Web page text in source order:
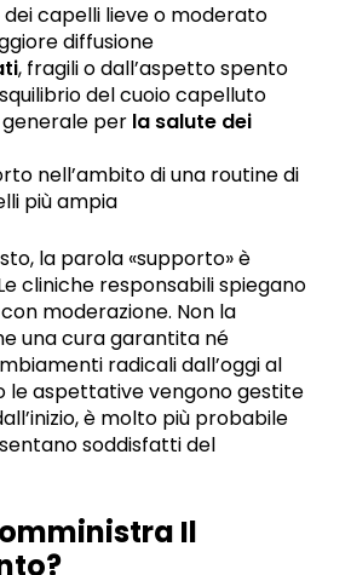
capelli lieve o moderato
diffusione
, fragili o dall’aspetto spento
del cuoio capelluto
per la salute dei
nell’ambito di una routine di
più ampia
la parola «supporto» è
cliniche responsabili spiegano
moderazione. Non la
una cura garantita né
radicali dall’oggi al
le aspettative vengono gestite
è molto più probabile
soddisfatti del
Il